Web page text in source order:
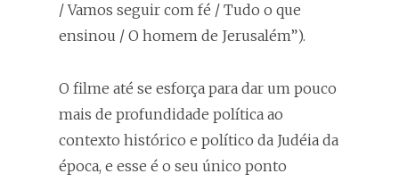
/ Vamos seguir com fé / Tudo o que
ensinou / O homem de Jerusalém”).
O filme até se esforça para dar um pouco
mais de profundidade política ao
contexto histórico e político da Judéia da
época, e esse é o seu único ponto